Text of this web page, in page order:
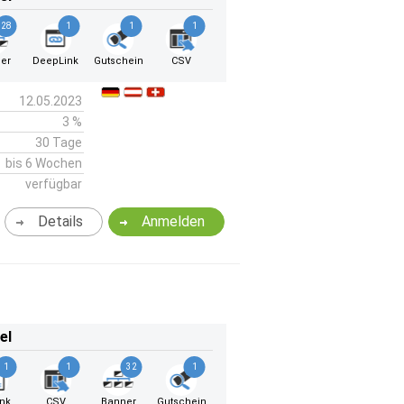
28 1
DeepLink
1
Gutschein
1
CSV
12.05.2023
3 %
30 Tage
bis 6 Wochen
verfügbar
Anmelden
Details
1 1 32 1